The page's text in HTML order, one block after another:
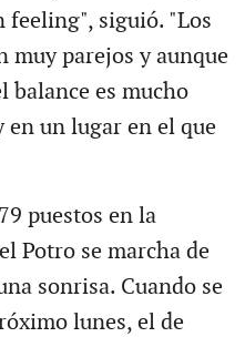
siguió. "Los
muy parejos y aunque
balance es mucho
en un lugar en el que
puestos en la
Potro se marcha de
sonrisa. Cuando se
lunes, el de